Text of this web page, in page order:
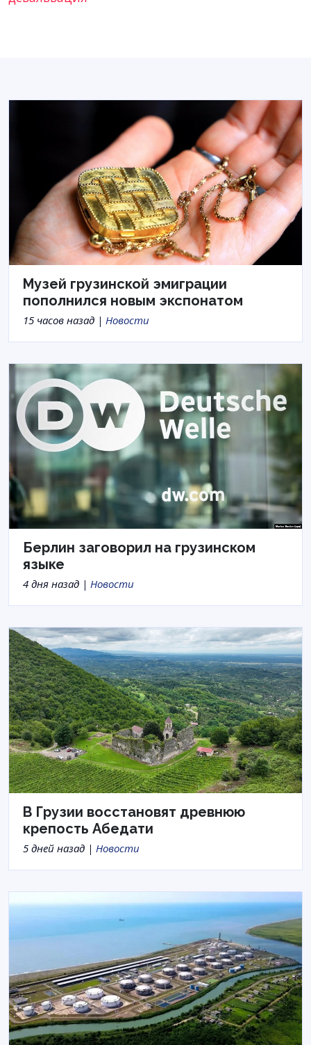
Музей грузинской эмиграции
пополнился новым экспонатом
15 часов назад | Новости
Берлин заговорил на грузинском
языке
4 дня назад | Новости
В Грузии восстановят древнюю
крепость Абедати
5 дней назад | Новости